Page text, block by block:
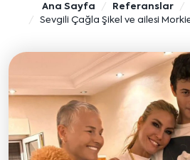
Ana Sayfa Referanslar
Sevgili Çağla Şikel ve ailesi